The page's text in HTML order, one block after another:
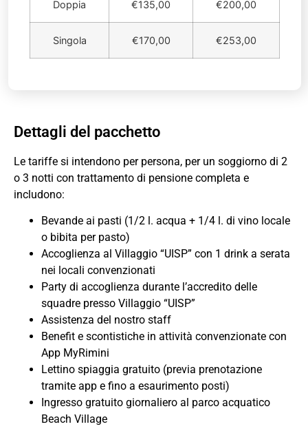
Doppia €135,00 €200,00
Singola €170,00 €253,00
Dettagli del pacchetto
Le tariffe si intendono per persona, per un soggiorno di 2
o 3 notti con trattamento di pensione completa e
includono:
Bevande ai pasti (1/2 l. acqua + 1/4 l. di vino locale
o bibita per pasto)
Accoglienza al Villaggio “UISP” con 1 drink a serata
nei locali convenzionati
Party di accoglienza durante l’accredito delle
squadre presso Villaggio “UISP”
Assistenza del nostro staff
Benefit e scontistiche in attività convenzionate con
App MyRimini
Lettino spiaggia gratuito (previa prenotazione
tramite app e fino a esaurimento posti)
Ingresso gratuito giornaliero al parco acquatico
Beach Village